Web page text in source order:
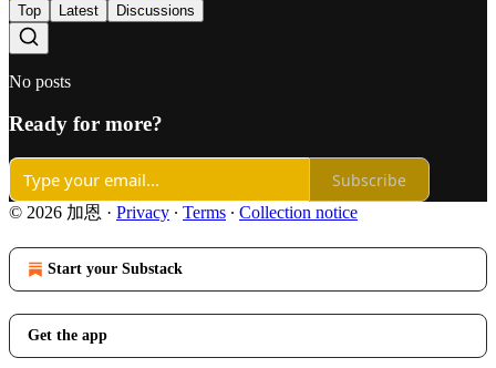
Top Latest Discussions
No posts
Ready for more?
Subscribe
© 2026 加恩 · Privacy ∙ Terms ∙ Collection notice
Start your Substack
Get the app